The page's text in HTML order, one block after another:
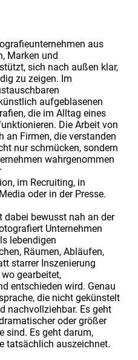
aus
Marken und
sich nach außen klar,
zu zeigen. Im
aufgeblasenen
die im Alltag eines
Die Arbeit von
an Firmen, die verstanden
nur schmücken, sondern
wahrgenommen
im Recruiting, in
oder in der Presse.
bewusst nah an der
Unternehmen
lebendigen
Räumen, Abläufen,
starrer Inszenierung
gearbeitet,
entschieden wird. Genau
die nicht gekünstelt
nachvollziehbar. Es geht
oder größer
sind. Es geht darum,
tatsächlich auszeichnet.